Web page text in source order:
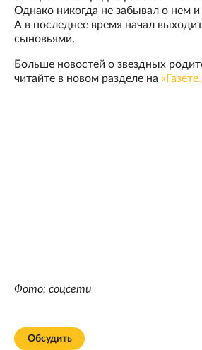
Однако никогда не забывал о нем
А в последнее время начал
сыновьями.
Больше новостей о звездных
читайте в новом разделе на
Фото: соцсети
Обсудить